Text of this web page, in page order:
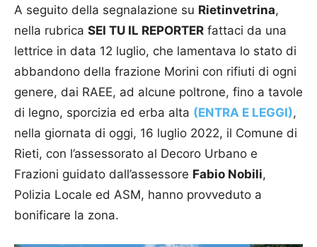
A seguito della segnalazione su Rietinvetrina,
nella rubrica SEI TU IL REPORTER fattaci da una
lettrice in data 12 luglio, che lamentava lo stato di
abbandono della frazione Morini con rifiuti di ogni
genere, dai RAEE, ad alcune poltrone, fino a tavole
di legno, sporcizia ed erba alta (ENTRA E LEGGI),
nella giornata di oggi, 16 luglio 2022, il Comune di
Rieti, con l’assessorato al Decoro Urbano e
Frazioni guidato dall’assessore Fabio Nobili,
Polizia Locale ed ASM, hanno provveduto a
bonificare la zona.